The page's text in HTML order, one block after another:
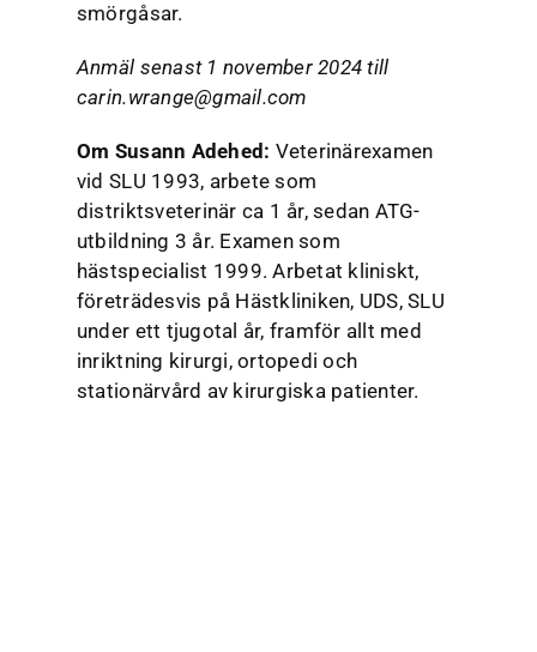
smörgåsar.
Anmäl senast 1 november 2024 till
carin.wrange@gmail.com
Om Susann Adehed: Veterinärexamen
vid SLU 1993, arbete som
distriktsveterinär ca 1 år, sedan ATG-
utbildning 3 år. Examen som
hästspecialist 1999. Arbetat kliniskt,
företrädesvis på Hästkliniken, UDS, SLU
under ett tjugotal år, framför allt med
inriktning kirurgi, ortopedi och
stationärvård av kirurgiska patienter.